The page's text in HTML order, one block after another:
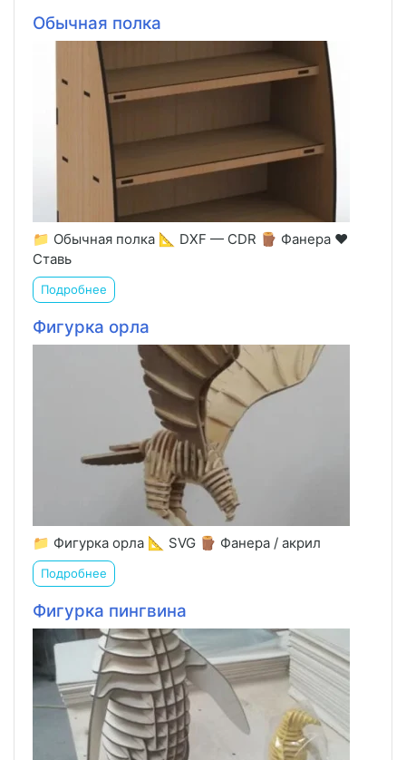
Обычная полка
📁 Обычная полка 📐 DXF — CDR 🪵 Фанера ❤️
Ставь
Подробнее
Фигурка орла
📁 Фигурка орла 📐 SVG 🪵 Фанера / акрил
Подробнее
Фигурка пингвина